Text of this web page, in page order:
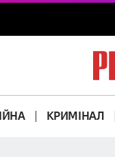
КРИМІНАЛ